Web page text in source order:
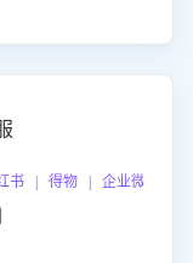
| 得物 | 企业微信